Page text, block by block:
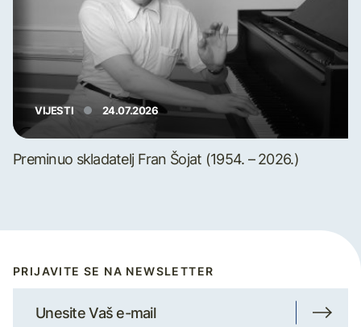
VIJESTI 24.07.2026
Preminuo skladatelj Fran Šojat (1954. – 2026.)
PRIJAVITE SE NA NEWSLETTER